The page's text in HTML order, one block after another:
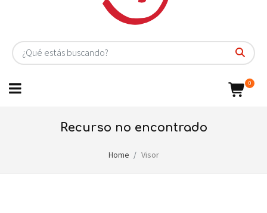
0
recurso no encontrado
Home Visor